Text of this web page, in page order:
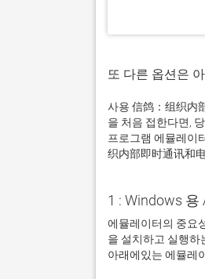
또 다른 옵션은
사용 信鸽：组织内
을 처음 접한다면,
프로그램 에뮬레이
织内部即时通讯和
1 : Windows
에뮬레이터의 중요
을 설치하고 실행하